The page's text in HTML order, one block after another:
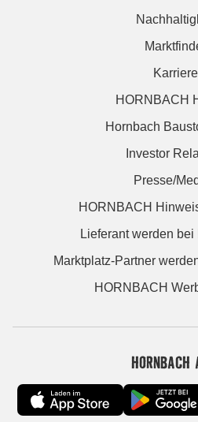
Karriere
HORNBACH
Hornbach
Investor
Presse/
HORNBACH
Lieferant werden
Marktplatz-Partner
HORNBACH
HORNBACH